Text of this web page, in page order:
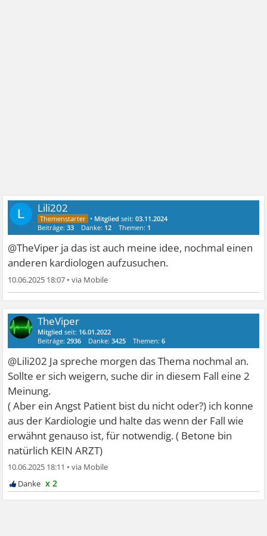
L Lili202
• Mitglied seit:03.11.2024
Beiträge:33 Danke: 12 Themen: 1
@TheViper ja das ist auch meine idee, nochmal einen
anderen kardiologen aufzusuchen.
10.06.2025 18:07 •
TheViper
Mitglied seit: 16.01.2022
Beiträge:2936 Danke:3425 Themen:6
@Lili202 Ja spreche morgen das Thema nochmal an.
Sollte er sich weigern, suche dir in diesem Fall eine 2
Meinung.
( Aber ein Angst Patient bist du nicht oder?) ich konne
aus der Kardiologie und halte das wenn der Fall wie
erwähnt genauso ist, für notwendig. ( Betone bin
natürlich KEIN ARZT)
10.06.2025 18:11 •
x 2